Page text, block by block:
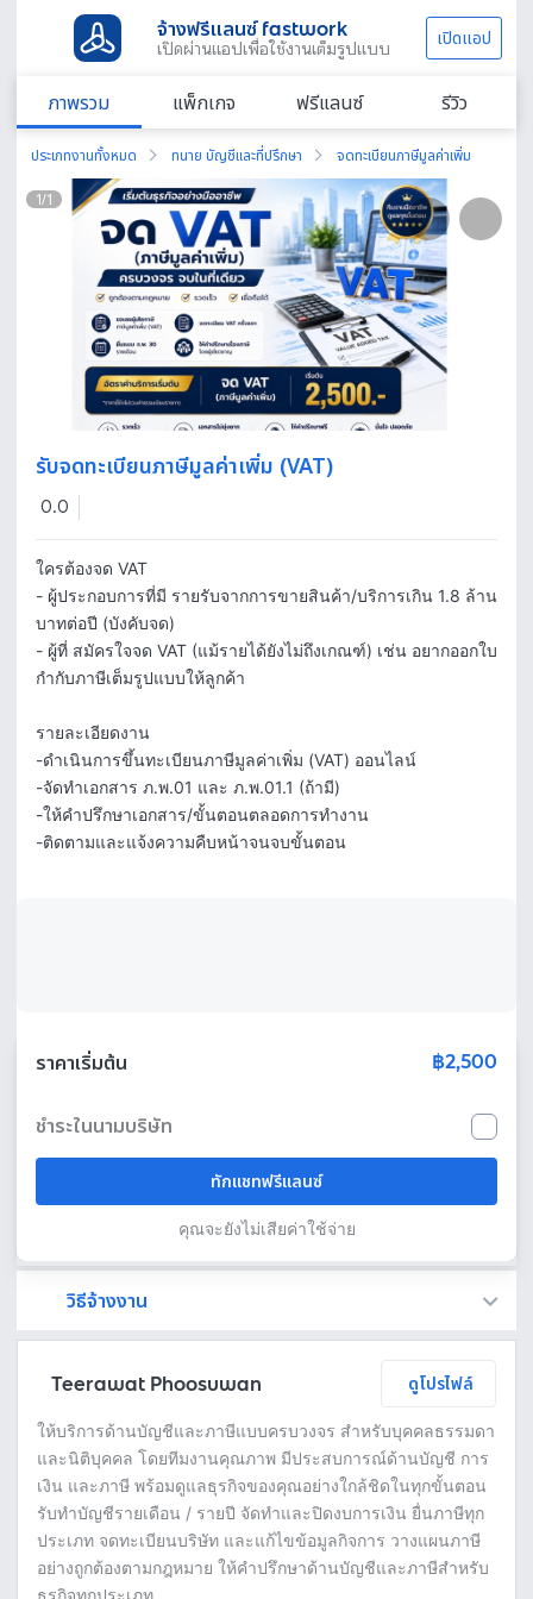
จ้างฟรีแลนซ์ fastwork
เปิดผ่านแอปเพื่อใช้งานเต็มรูปแบบ เปิดแอป
ภาพรวม แพ็กเกจ ฟรีแลนซ์ รีวิว
ประเภทงานทั้งหมด ทนาย บัญชีและที่ปรึกษา จดทะเบียนภาษีมูลค่าเพิ่ม
1/1
รับจดทะเบียนภาษีมูลค่าเพิ่ม (VAT)
0.0
ใครต้องจด VAT
- ผู้ประกอบการที่มี รายรับจากการขายสินค้า/บริการเกิน 1.8 ล้าน
บาทต่อปี (บังคับจด)
- ผู้ที่ สมัครใจจด VAT (แม้รายได้ยังไม่ถึงเกณฑ์) เช่น อยากออกใบ
กำกับภาษีเต็มรูปแบบให้ลูกค้า
รายละเอียดงาน
-ดำเนินการขึ้นทะเบียนภาษีมูลค่าเพิ่ม (VAT) ออนไลน์
-จัดทำเอกสาร ภ.พ.01 และ ภ.พ.01.1 (ถ้ามี)
-ให้คำปรึกษาเอกสาร/ขั้นตอนตลอดการทำงาน
-ติดตามและแจ้งความคืบหน้าจนจบขั้นตอน
ราคาเริ่มต้น ฿2,500
ชำระในนามบริษัท
ทักแชทฟรีแลนซ์
คุณจะยังไม่เสียค่าใช้จ่าย
วิธีจ้างงาน
Teerawat Phoosuwan ดูโปรไฟล์
ให้บริการด้านบัญชีและภาษีแบบครบวงจร สำหรับบุคคลธรรมดา
และนิติบุคคล โดยทีมงานคุณภาพ มีประสบการณ์ด้านบัญชี การ
เงิน และภาษี พร้อมดูแลธุรกิจของคุณอย่างใกล้ชิดในทุกขั้นตอน
รับทำบัญชีรายเดือน / รายปี จัดทำและปิดงบการเงิน ยื่นภาษีทุก
ประเภท จดทะเบียนบริษัท และแก้ไขข้อมูลกิจการ วางแผนภาษี
อย่างถูกต้องตามกฎหมาย ให้คำปรึกษาด้านบัญชีและภาษีสำหรับ
ธุรกิจทุกประเภท